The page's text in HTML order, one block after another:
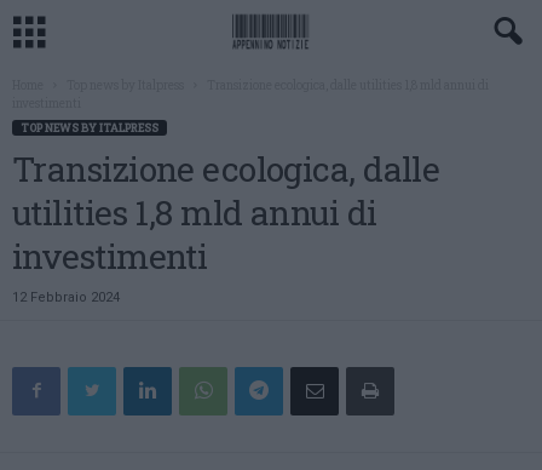
TOP NEWS BY ITALPRESS
Transizione ecologica, dalle
utilities 1,8 mld annui di
investimenti
12 Febbraio 2024